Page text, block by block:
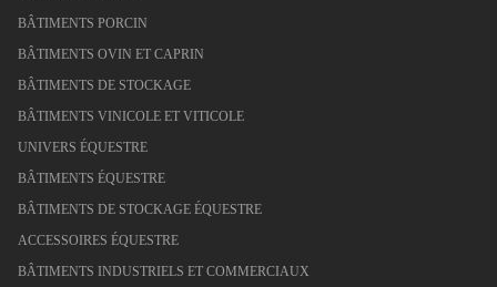
BÂTIMENTS PORCIN
BÂTIMENTS OVIN ET CAPRIN
BÂTIMENTS DE STOCKAGE
BÂTIMENTS VINICOLE ET VITICOLE
UNIVERS ÉQUESTRE
BÂTIMENTS ÉQUESTRE
BÂTIMENTS DE STOCKAGE ÉQUESTRE
ACCESSOIRES ÉQUESTRE
BÂTIMENTS INDUSTRIELS ET COMMERCIAUX